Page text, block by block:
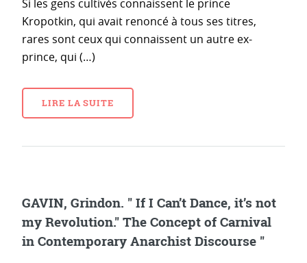
Si les gens cultivés connaissent le prince
Kropotkin, qui avait renoncé à tous ses titres,
rares sont ceux qui connaissent un autre ex-
prince, qui (…)
LIRE LA SUITE
GAVIN, Grindon. " If I Can’t Dance, it’s not
my Revolution." The Concept of Carnival
in Contemporary Anarchist Discourse "